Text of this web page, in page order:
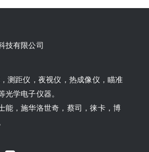
技有限公司
测距仪，夜视仪，热成像仪，瞄准
光学电子仪器。
能，施华洛世奇，蔡司，徕卡，博